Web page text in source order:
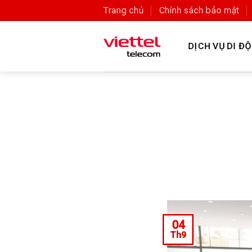
Trang chủ Chính sách bảo mật
DỊCH VỤ DI
04
Th9